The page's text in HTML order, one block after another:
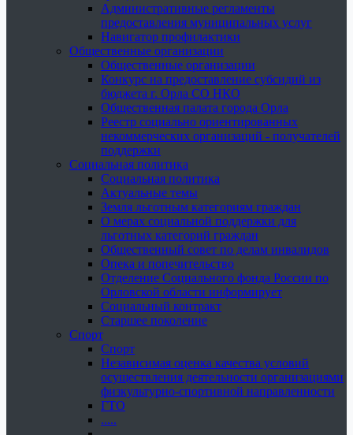
Административные регламенты
предоставления муниципальных услуг
Навигатор профилактики
Общественные организации
Общественные организации
Конкурс на предоставление субсидий из
бюджета г. Орла СО НКО
Общественная палата города Орла
Реестр социально ориентированных
некоммерческих организаций - получателей
поддержки
Социальная политика
Социальная политика
Актуальные темы
Земля льготным категориям граждан
О мерах социальной поддержки для
льготных категорий граждан
Общественный совет по делам инвалидов
Опека и попечительство
Отделение Социального фонда России по
Орловской области информирует
Социальный контракт
Старшее поколение
Спорт
Спорт
Независимая оценка качества условий
осуществления деятельности организациями
физкультурно-спортивной направленности
ГТО
.....